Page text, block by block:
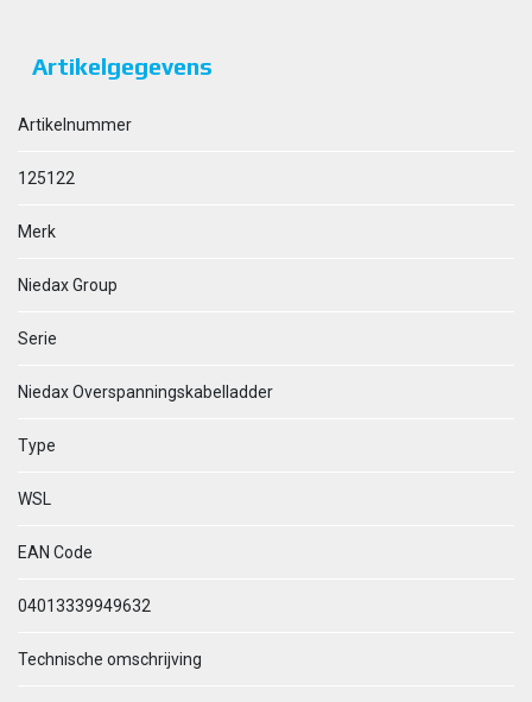
Artikelgegevens
Artikelnummer
125122
Merk
Niedax Group
Serie
Niedax Overspanningskabelladder
Type
WSL
EAN Code
04013339949632
Technische omschrijving